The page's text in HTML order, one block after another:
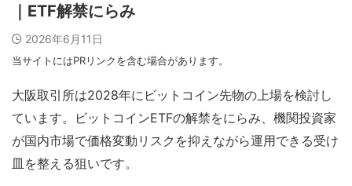
｜ETF解禁にらみ
2026年6月11日
当サイトにはPRリンクを含む場合があります。
大阪取引所は2028年にビットコイン先物の上場を検討し
ています。ビットコインETFの解禁をにらみ、機関投資家
が国内市場で価格変動リスクを抑えながら運用できる受け
皿を整える狙いです。